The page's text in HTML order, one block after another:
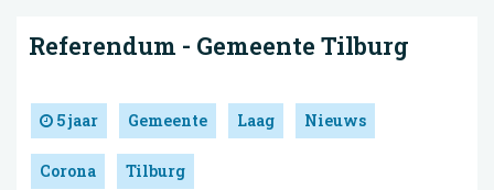
Referendum - Gemeente Tilburg
5 jaar Gemeente Laag Nieuws
Corona Tilburg